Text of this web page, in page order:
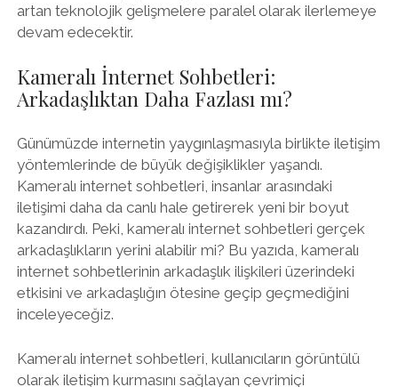
artan teknolojik gelişmelere paralel olarak ilerlemeye
devam edecektir.
Kameralı İnternet Sohbetleri:
Arkadaşlıktan Daha Fazlası mı?
Günümüzde internetin yaygınlaşmasıyla birlikte iletişim
yöntemlerinde de büyük değişiklikler yaşandı.
Kameralı internet sohbetleri, insanlar arasındaki
iletişimi daha da canlı hale getirerek yeni bir boyut
kazandırdı. Peki, kameralı internet sohbetleri gerçek
arkadaşlıkların yerini alabilir mi? Bu yazıda, kameralı
internet sohbetlerinin arkadaşlık ilişkileri üzerindeki
etkisini ve arkadaşlığın ötesine geçip geçmediğini
inceleyeceğiz.
Kameralı internet sohbetleri, kullanıcıların görüntülü
olarak iletişim kurmasını sağlayan çevrimiçi